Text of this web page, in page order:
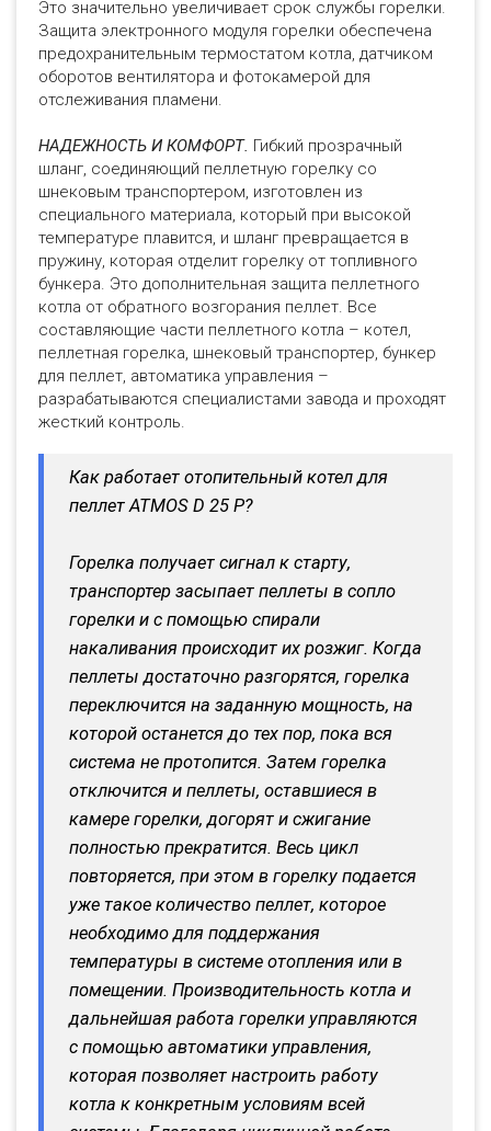
Это значительно увеличивает срок службы горелки.
Защита электронного модуля горелки обеспечена
предохранительным термостатом котла, датчиком
оборотов вентилятора и фотокамерой для
отслеживания пламени.
НАДЕЖНОСТЬ И КОМФОРТ. Гибкий прозрачный
шланг, соединяющий пеллетную горелку со
шнековым транспортером, изготовлен из
специального материала, который при высокой
температуре плавится, и шланг превращается в
пружину, которая отделит горелку от топливного
бункера. Это дополнительная защита пеллетного
котла от обратного возгорания пеллет. Все
составляющие части пеллетного котла – котел,
пеллетная горелка, шнековый транспортер, бункер
для пеллет, автоматика управления –
разрабатываются специалистами завода и проходят
жесткий контроль.
Как работает отопительный котел для
пеллет ATMOS D 25 P?
Горелка получает сигнал к старту,
транспортер засыпает пеллеты в сопло
горелки и с помощью спирали
накаливания происходит их розжиг. Когда
пеллеты достаточно разгорятся, горелка
переключится на заданную мощность, на
которой останется до тех пор, пока вся
система не протопится. Затем горелка
отключится и пеллеты, оставшиеся в
камере горелки, догорят и сжигание
полностью прекратится. Весь цикл
повторяется, при этом в горелку подается
уже такое количество пеллет, которое
необходимо для поддержания
температуры в системе отопления или в
помещении. Производительность котла и
дальнейшая работа горелки управляются
с помощью автоматики управления,
которая позволяет настроить работу
котла к конкретным условиям всей